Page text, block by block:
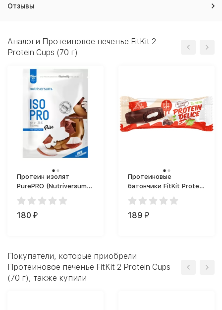
Отзывы
Аналоги Протеиновое печенье FitKit 2
Protein Cups (70 г)
Протеин изолят
PurePRO (Nutriversum)
180 ₽
Протеиновые
батончики FitKit Protein
Delice (60 г)
189 ₽
Покупатели, которые приобрели
Протеиновое печенье FitKit 2 Protein Cups
(70 г), также купили